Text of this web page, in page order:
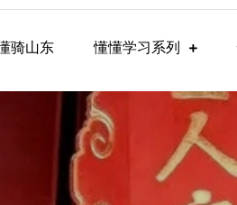
群内容
骑山东 懂懂学习系列